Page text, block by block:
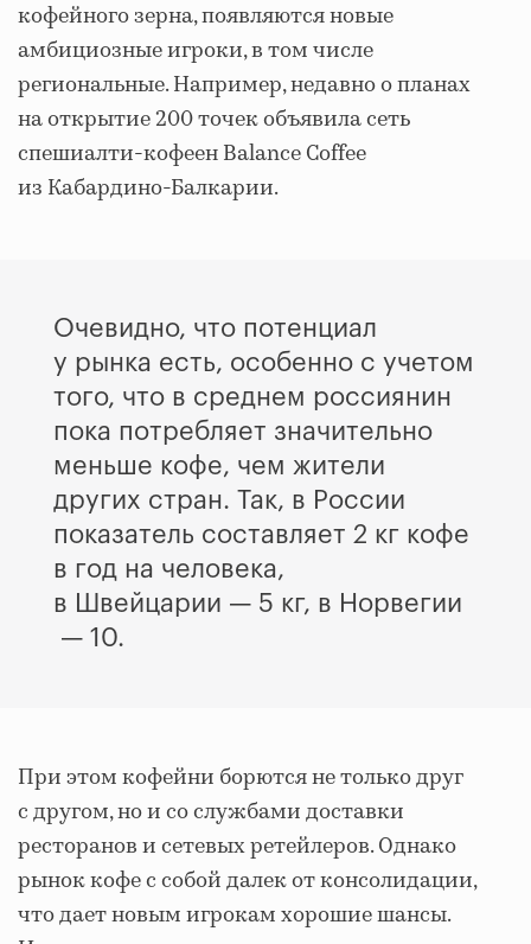
кофейного зерна, появляются новые
амбициозные игроки, в том числе
региональные. Например, недавно о планах
на открытие 200 точек объявила сеть
спешиалти-кофеен Balance Coffee
из Кабардино-Балкарии.
Очевидно, что потенциал
у рынка есть, особенно с учетом
того, что в среднем россиянин
пока потребляет значительно
меньше кофе, чем жители
других стран. Так, в России
показатель составляет 2 кг кофе
в год на человека,
в Швейцарии — 5 кг, в Норвегии
— 10.
При этом кофейни борются не только друг
с другом, но и со службами доставки
ресторанов и сетевых ретейлеров. Однако
рынок кофе с собой далек от консолидации,
что дает новым игрокам хорошие шансы.